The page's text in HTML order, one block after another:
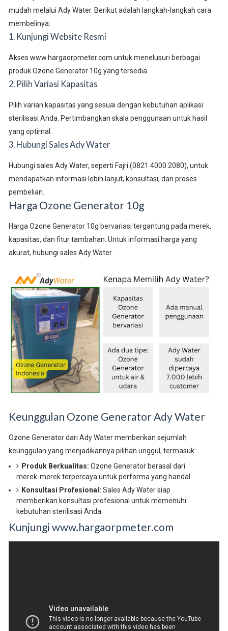
mudah melalui Ady Water. Berikut adalah langkah-langkah cara
membelinya:
1. Kunjungi Website Resmi
Akses www.hargaorpmeter.com untuk menelusuri berbagai
produk Ozone Generator 10g yang tersedia.
2. Pilih Variasi Kapasitas
Pilih varian kapasitas yang sesuai dengan kebutuhan aplikasi
sterilisasi Anda. Pertimbangkan skala penggunaan untuk hasil
yang optimal.
3. Hubungi Sales Ady Water
Hubungi sales Ady Water, seperti Fajri (0821 4000 2080), untuk
mendapatkan informasi lebih lanjut, konsultasi, dan proses
pembelian.
Harga Ozone Generator 10g
Harga Ozone Generator 10g bervariasi tergantung pada merek,
kapasitas, dan fitur tambahan. Untuk informasi harga yang
akurat, hubungi sales Ady Water.
Keunggulan Ozone Generator Ady Water
Ozone Generator dari Ady Water memberikan sejumlah
keunggulan yang menjadikannya pilihan unggul, termasuk:
Produk Berkualitas: Ozone Generator berasal dari
merek-merek terpercaya untuk performa yang handal.
Konsultasi Profesional: Sales Ady Water siap
memberikan konsultasi profesional untuk memenuhi
kebutuhan sterilisasi Anda.
Kunjungi www.hargaorpmeter.com